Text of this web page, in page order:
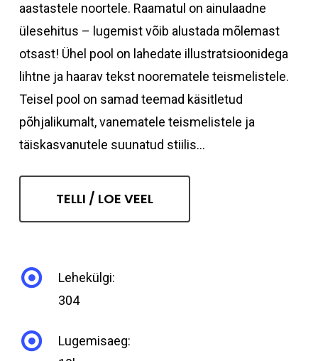
aastastele noortele. Raamatul on ainulaadne
ülesehitus – lugemist võib alustada mõlemast
otsast! Ühel pool on lahedate illustratsioonidega
lihtne ja haarav tekst noorematele teismelistele.
Teisel pool on samad teemad käsitletud
põhjalikumalt, vanematele teismelistele ja
täiskasvanutele suunatud stiilis...
TELLI / LOE VEEL
Lehekülgi:
304
Lugemisaeg: